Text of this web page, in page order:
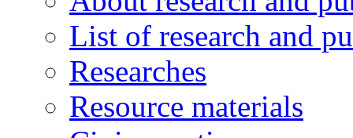
List of research and
Researches
Resource materials